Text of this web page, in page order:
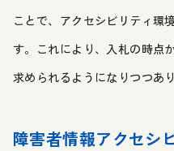
ことで、アクセシビリティ環
す。これにより、入札の時点
求められるようになりつつあり
障害者情報アクセシ